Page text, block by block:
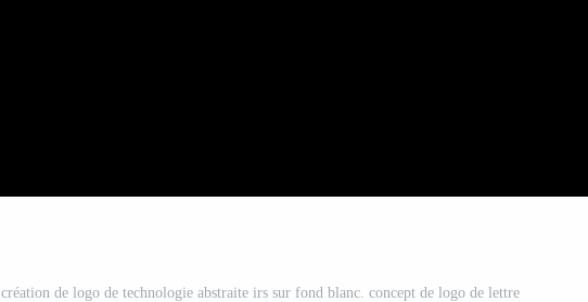
création de logo de technologie abstraite irs sur fond blanc. concept de logo de lettre